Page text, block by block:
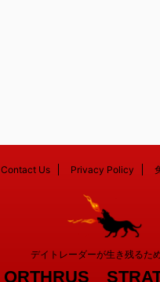
Contact Us Privacy Policy
デイトレーダーが生き残るた
ORTHRUS